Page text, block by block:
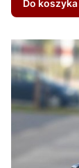
Do koszyka